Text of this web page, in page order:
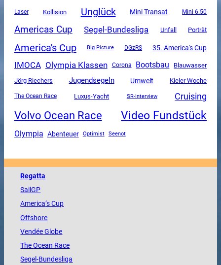
Laser Kollision Unglück Mini Transat Mini 6.50
Americas Cup Segel-Bundesliga Unfall Porträt
America's Cup Big Picture DGzRS 35. America's Cup
IMOCA Olympia Klassen Corona Bootsbau Blauwasser
Jörg Riechers Jugendsegeln Umwelt Kieler Woche
The Ocean Race Luxus-Yacht SR-Interview Cruising
Volvo Ocean Race Video Fundstück
Olympia Abenteuer Optimist Seenot
Regatta
SailGP
America’s Cup
Offshore
VendéeGlobe
TheOcean Race
Segel-Bundesliga